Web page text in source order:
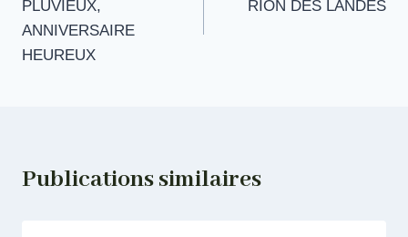
l’article
PLUVIEUX,
ANNIVERSAIRE
HEUREUX
RION DES LANDES
Publications similaires